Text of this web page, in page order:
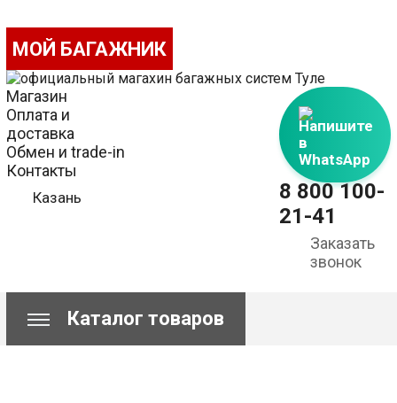
МОЙ БАГАЖНИК
Магазин
Оплата и
доставка
Обмен и trade-in
Контакты
Казань
Напишите
в
WhatsApp
8 800 100-
21-41
Заказать
звонок
Каталог товаров